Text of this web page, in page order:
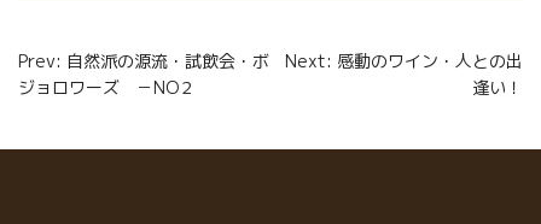
k
r
Navigation
de
l’article
Prev: 自然派の源流・試飲会・ボ
ジョロワーズ －NO２
Next: 感動のワイン・人との出
逢い！